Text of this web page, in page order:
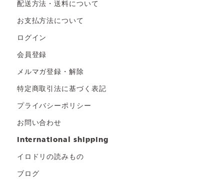
配送方法・送料について
お支払方法について
ログイン
会員登録
メルマガ登録・解除
特定商取引法に基づく表記
プライバシーポリシー
お問い合わせ
international shipping
イロドリの読みもの
ブログ